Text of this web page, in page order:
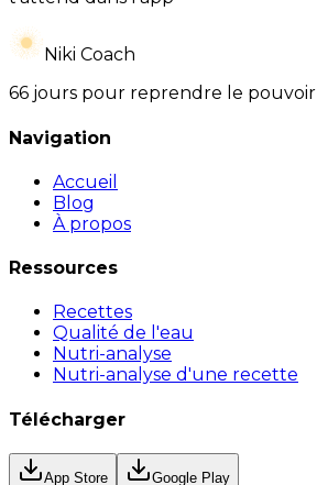
Niki Coach
66 jours pour reprendre le pouvoir
Navigation
Accueil
Blog
À propos
Ressources
Recettes
Qualité de l'eau
Nutri-analyse
Nutri-analyse d'une recette
Télécharger
App Store Google Play